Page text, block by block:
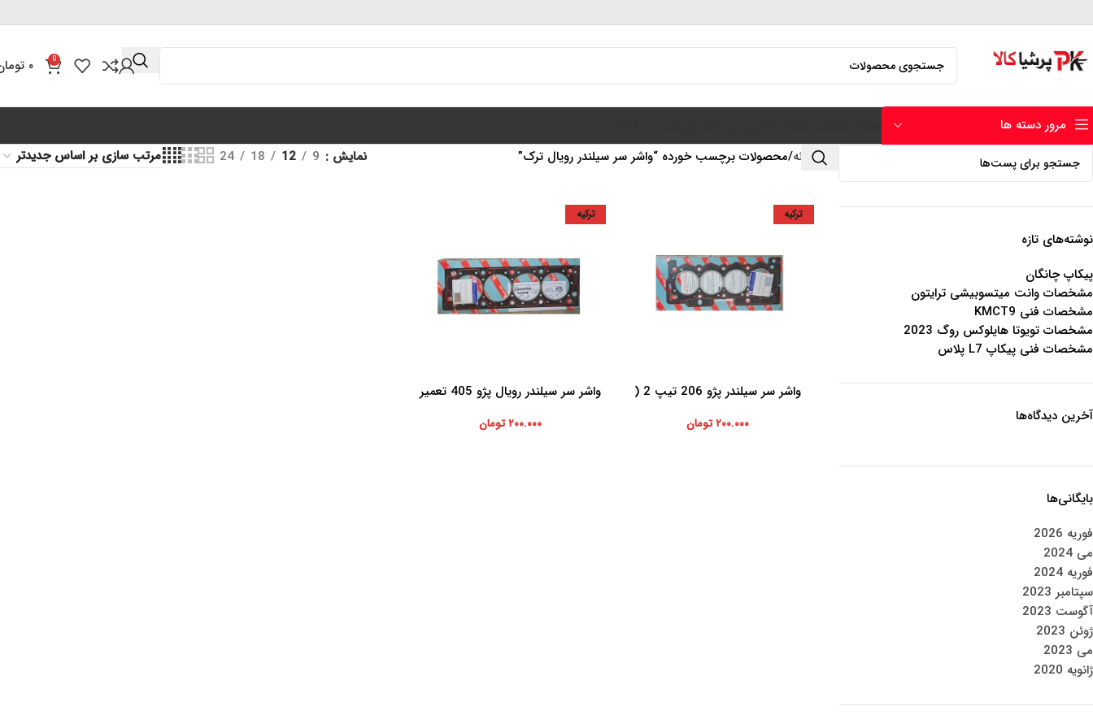
0 ۰
مرور دسته ها
نوشته‌های تازه
پیکاپ چانگان
مشخصات وانت میتسوبیشی ترایتون
مشخصات فنی KMCT9
مشخصات تویوتا هایلوکس روگ 2023
مشخصات فنی پیکاپ L7 پلاس
آخرین دیدگاه‌ها
بایگانی‌ها
فوریه 2026
می 2024
فوریه 2024
سپتامبر 2023
آگوست 2023
ژوئن 2023
می 2023
ژانویه 2020
خانه محصولات برچسب خورده “واشر سر سیلندر رویال ترک” نمایش 9
12
18
24
ترکیه
افزودن به سبد خرید
واشر سر سیلندر پژو 206 تیپ 2 (
۲۰۰.۰۰۰تومان
ترکیه
افزودن به سبد خرید
واشر سر سیلندر رویال پژو 405 تعمیر
۲۰۰.۰۰۰تومان